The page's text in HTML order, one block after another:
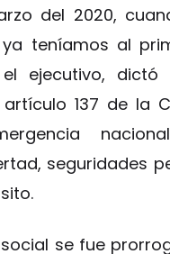
del 2020,
teníamos al
ejecutivo, dictó
137 de la
seguridades
se fue